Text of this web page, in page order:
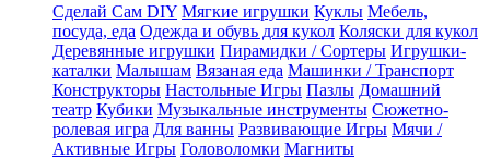
Сделай Сам DIY Мягкие игрушки Куклы Мебель,
посуда, еда Одежда и обувь для кукол Коляски для кукол
Деревянные игрушки Пирамидки / Сортеры Игрушки-
каталки Малышам Вязаная еда Машинки / Транспорт
Конструкторы Настольные Игры Пазлы Домашний
театр Кубики Музыкальные инструменты Сюжетно-
ролевая игра Для ванны Развивающие Игры Мячи /
Активные Игры Головоломки Магниты